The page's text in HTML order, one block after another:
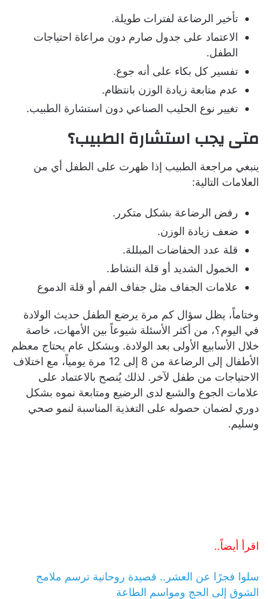
تأخير الرضاعة لفترات طويلة.
الاعتماد على جدول صارم دون مراعاة احتياجات
الطفل.
تفسير كل بكاء على أنه جوع.
عدم متابعة زيادة الوزن بانتظام.
تغيير نوع الحليب الصناعي دون استشارة الطبيب.
متى يجب استشارة الطبيب؟
ينبغي مراجعة الطبيب إذا ظهرت على الطفل أي من
العلامات التالية:
رفض الرضاعة بشكل متكرر.
ضعف زيادة الوزن.
قلة عدد الحفاضات المبللة.
الخمول الشديد أو قلة النشاط.
علامات الجفاف مثل جفاف الفم أو قلة الدموع
وختاماً، يظل سؤال كم مرة يرضع الطفل حديث الولادة
في اليوم؟، من أكثر الأسئلة شيوعاً بين الأمهات، خاصة
خلال الأسابيع الأولى بعد الولادة. وبشكل عام يحتاج معظم
الأطفال إلى الرضاعة من 8 إلى 12 مرة يومياً، مع اختلاف
الاحتياجات من طفل لآخر. لذلك يُنصح بالاعتماد على
علامات الجوع والشبع لدى الرضيع ومتابعة نموه بشكل
دوري لضمان حصوله على التغذية المناسبة لنمو صحي
وسليم.
اقرأ أيضاً..
سلوا فجرًا عن العشر.. قصيدة روحانية ترسم ملامح
الشوق إلى الحج ومواسم الطاعة